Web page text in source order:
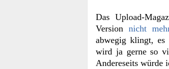
Das Upload-
Version nicht
abwegig klingt, es
wird ja gerne so
Andereseits würde